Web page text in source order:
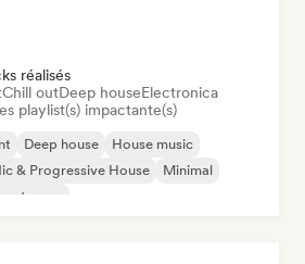
réalisés
Chill outDeep houseElectronica
playlist(s) impactante(s)
Deep house
House music
& Progressive House
Minimal